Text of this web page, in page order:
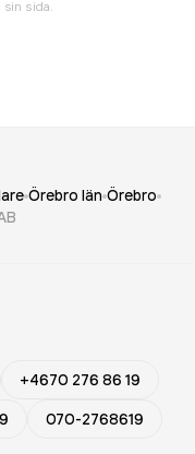
sin sida.
Örebro län Örebro
+4670 276 86 19
070-2768619